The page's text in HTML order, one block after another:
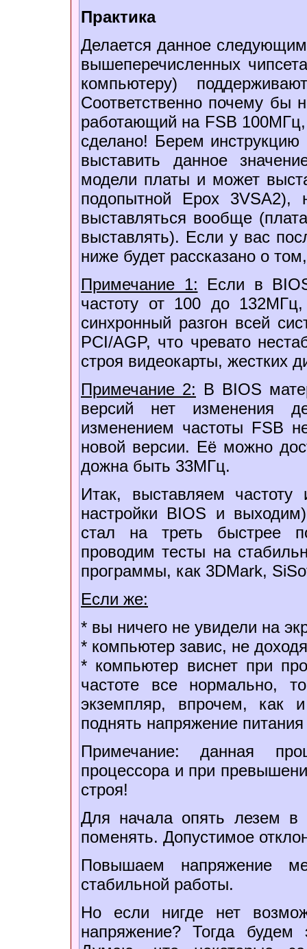
Практика
Делается данное
вышеперечисленных
компьютеру)
Соответственно почему бы
работающий на FSB 100МГц,
сделано! Берем
выставить данное
модели платы и может
подопытной Epox
выставляться вообще
выставлять). Если у вас
ниже будет рассказано о
Примечание 1: Если в
частоту от 100 до
синхронный разгон всей
PCI/AGP, что чревато
строя видеокарты, жестких
Примечание 2: В BIOS
версий нет изменения
изменением частоты FSB
новой версии. Её можно
дожна быть 33МГц.
Итак, выставляем
настройки BIOS и
стал на треть быстрее
проводим тесты на
программы, как 3DMark,
Если же:
* вы ничего не увидели на
* компьютер завис, не
* компьютер виснет при
частоте все нормально,
экземпляр, впрочем, как
поднять напряжение
Примечание: данная
процессора и при
строя!
Для начала опять лезем
поменять. Допустимое
Повышаем напряжение
стабильной работы.
Но если нигде нет
напряжение? Тогда будем